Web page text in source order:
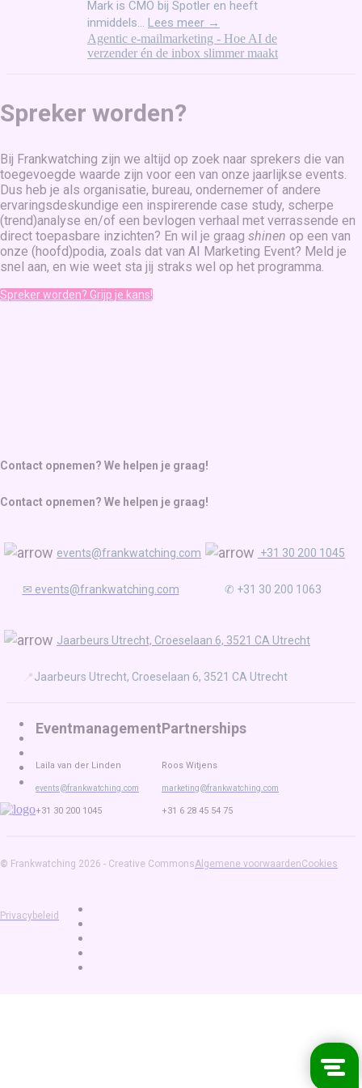
Mark is CMO bij Spotler en heeft
inmiddels... Lees meer →
Agentic e-mailmarketing - Hoe AI de
verzender én de inbox slimmer maakt
Spreker worden?
Bij Frankwatching zijn we altijd op zoek naar sprekers die van
toegevoegde waarde zijn voor een van onze jaarlijkse events.
Dus heb je als organisatie, bureau, ondernemer of andere
ervaringsdeskundige een inspirerende case study, scherpe
(trend)analyse en/of een bevlogen verhaal met verrassende en
direct toepasbare inzichten? En wil je graag shinen op een van
onze (hoofd)podia, zoals dat van AI Marketing Event? Meld je
snel aan, en wie weet sta jij straks wel op het programma.
Spreker worden? Grijp je kans!
Contact opnemen? We helpen je graag!
Contact opnemen? We helpen je graag!
events@frankwatching.com
✉ events@frankwatching.com
+31 30 200 1045
✆ +31 30 200 1063
Jaarbeurs Utrecht, Croeselaan 6, 3521 CA Utrecht
📍Jaarbeurs Utrecht, Croeselaan 6, 3521 CA Utrecht
Eventmanagement
Laila van der Linden
events@frankwatching.com
+31 30 200 1045
Partnerships
Roos Witjens
marketing@frankwatching.com
+31 6 28 45 54 75
© Frankwatching 2026 - Creative CommonsAlgemene voorwaardenCookies
Privacybeleid